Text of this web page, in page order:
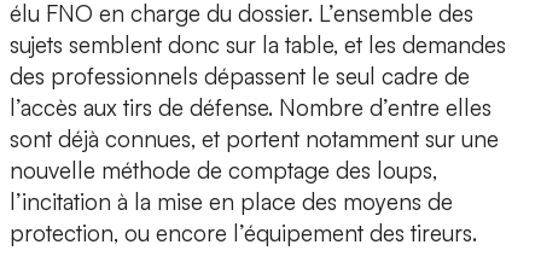
élu FNO en charge du dossier. L’ensemble des
sujets semblent donc sur la table, et les demandes
des professionnels dépassent le seul cadre de
l’accès aux tirs de défense. Nombre d’entre elles
sont déjà connues, et portent notamment sur une
nouvelle méthode de comptage des loups,
l’incitation à la mise en place des moyens de
protection, ou encore l’équipement des tireurs.